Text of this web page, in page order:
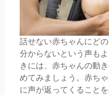
話せない赤ちゃんにど
分からないという声も
きには、赤ちゃんの動
めてみましょう。赤ち
に声が返ってくること